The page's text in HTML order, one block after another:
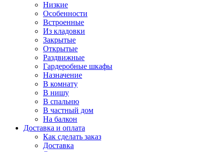
Низкие
Особенности
Встроенные
Из кладовки
Закрытые
Открытые
Раздвижные
Гардеробные шкафы
Назначение
В комнату
В нишу
В спальню
В частный дом
На балкон
Доставка и оплата
Как сделать заказ
Доставка